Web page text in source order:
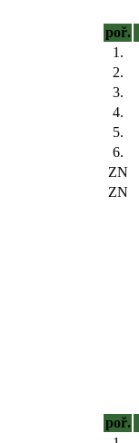
poř.
1.
2.
3.
4.
5.
6.
ZN
ZN
poř.